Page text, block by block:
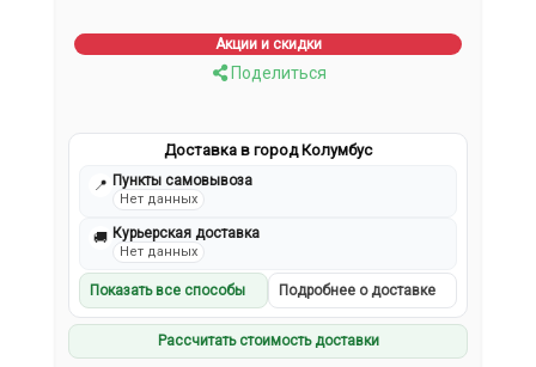
Акции и скидки
Поделиться
Доставка в город Колумбус
📍 Пункты самовывоза
Нет данных
🚚 Курьерская доставка
Нет данных
Показать все способы Подробнее о доставке
Рассчитать стоимость доставки